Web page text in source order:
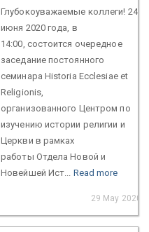
Глубокоуважаемые коллеги! 24
июня 2020 года, в
14:00, состоится очередное
заседание постоянного
семинара Historia Ecclesiae et
Religionis,
организованного Центром по
изучению истории религии и
Церкви в рамках
работы Отдела Новой и
Новейшей Ист... Read more
29 May 2020